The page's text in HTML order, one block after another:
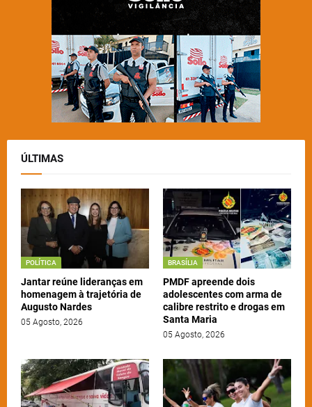
ÚLTIMAS
POLÍTICA
Jantar reúne lideranças em
homenagem à trajetória de
Augusto Nardes
05 Agosto, 2026
BRASÍLIA
PMDF apreende dois
adolescentes com arma de
calibre restrito e drogas em
Santa Maria
05 Agosto, 2026